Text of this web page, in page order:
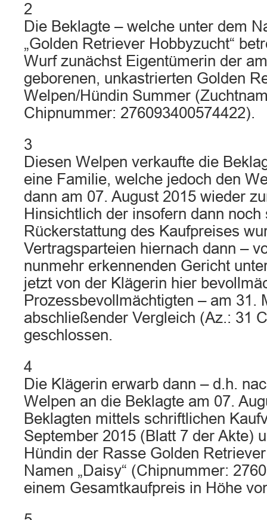
2
Die Beklagte – welche unter dem
„Golden Retriever Hobbyzucht“
Wurf zunächst Eigentümerin der
geborenen, unkastrierten Golden
Welpen/Hündin Summer
Chipnummer: 276093400574422).
3
Diesen Welpen verkaufte die
eine Familie, welche jedoch den
dann am 07. August 2015 wieder
Hinsichtlich der insofern dann
Rückerstattung des Kaufpreises
Vertragsparteien hiernach dann –
nunmehr erkennenden Gericht
jetzt von der Klägerin hier
Prozessbevollmächtigten – am 31.
abschließender Vergleich (Az.: 31
geschlossen.
4
Die Klägerin erwarb dann – d.h.
Welpen an die Beklagte am 07.
Beklagten mittels schriftlichen
September 2015 (Blatt 7 der Akte)
Hündin der Rasse Golden
Namen „Daisy“ (Chipnummer:
einem Gesamtkaufpreis in Höhe